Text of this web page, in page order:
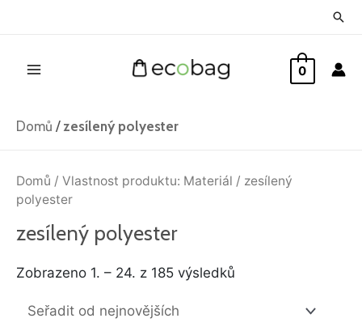
0
Domů / zesílený polyester
Domů / Vlastnost produktu: Materiál / zesílený
polyester
zesílený polyester
Zobrazeno 1. – 24. z 185 výsledků
nejnovějších